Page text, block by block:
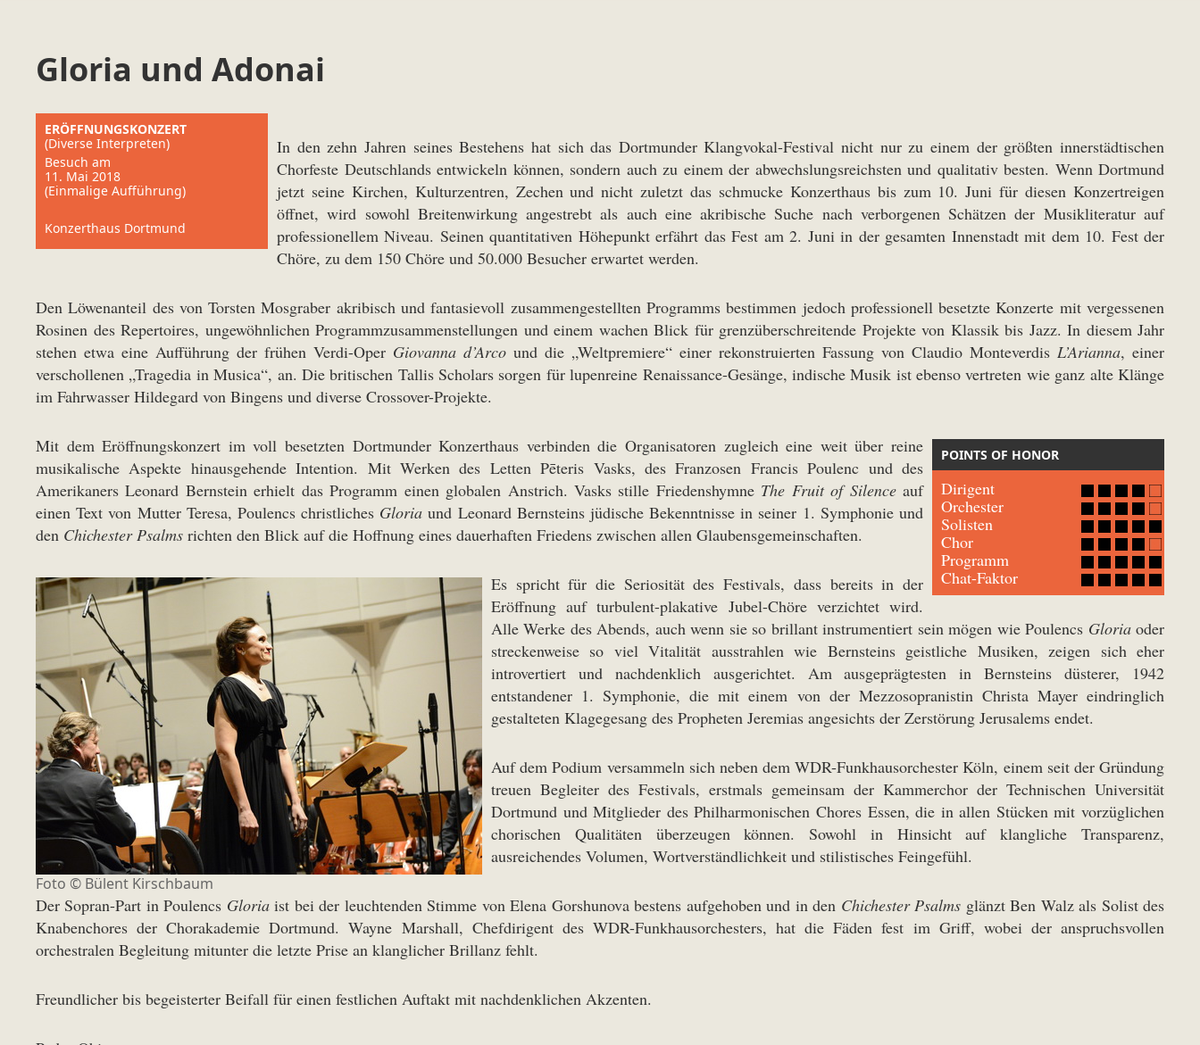
Gloria und Adonai
ERÖFFNUNGSKONZERT
(Diverse Interpreten)
Besuch am
11. Mai 2018
(Einmalige Aufführung)
Konzerthaus Dortmund
In den zehn Jahren seines Bestehens hat sich das Dortmunder Klangvokal-Festival nicht nur zu einem der größten innerstädtischen
Chorfeste Deutschlands entwickeln können, sondern auch zu einem der abwechslungsreichsten und qualitativ besten. Wenn Dortmund
jetzt seine Kirchen, Kulturzentren, Zechen und nicht zuletzt das schmucke Konzerthaus bis zum 10. Juni für diesen Konzertreigen
öffnet, wird sowohl Breitenwirkung angestrebt als auch eine akribische Suche nach verborgenen Schätzen der Musikliteratur auf
professionellem Niveau. Seinen quantitativen Höhepunkt erfährt das Fest am 2. Juni in der gesamten Innenstadt mit dem 10. Fest der
Chöre, zu dem 150 Chöre und 50.000 Besucher erwartet werden.
Den Löwenanteil des von Torsten Mosgraber akribisch und fantasievoll zusammengestellten Programms bestimmen jedoch professionell besetzte Konzerte mit vergessenen
Rosinen des Repertoires, ungewöhnlichen Programmzusammenstellungen und einem wachen Blick für grenzüberschreitende Projekte von Klassik bis Jazz. In diesem Jahr
stehen etwa eine Aufführung der frühen Verdi-Oper Giovanna d’Arco und die „Weltpremiere“ einer rekonstruierten Fassung von Claudio Monteverdis L’Arianna, einer
verschollenen „Tragedia in Musica“, an. Die britischen Tallis Scholars sorgen für lupenreine Renaissance-Gesänge, indische Musik ist ebenso vertreten wie ganz alte Klänge
im Fahrwasser Hildegard von Bingens und diverse Crossover-Projekte.
POINTS OF HONOR
Dirigent
Orchester
Solisten
Chor
Programm
Chat-Faktor
Mit dem Eröffnungskonzert im voll besetzten Dortmunder Konzerthaus verbinden die Organisatoren zugleich eine weit über reine
musikalische Aspekte hinausgehende Intention. Mit Werken des Letten Pēteris Vasks, des Franzosen Francis Poulenc und des
Amerikaners Leonard Bernstein erhielt das Programm einen globalen Anstrich. Vasks stille Friedenshymne The Fruit of Silenceauf
einen Text von Mutter Teresa, Poulencs christliches Gloria und Leonard Bernsteins jüdische Bekenntnisse in seiner 1. Symphonie und
den Chichester Psalms richten den Blick auf die Hoffnung eines dauerhaften Friedens zwischen allen Glaubensgemeinschaften.
Foto © Bülent Kirschbaum
Es spricht für die Seriosität des Festivals, dass bereits in der
Eröffnung auf turbulent-plakative Jubel-Chöre verzichtet wird.
Alle Werke des Abends, auch wenn sie so brillant instrumentiert sein mögen wie Poulencs Gloriaoder
streckenweise so viel Vitalität ausstrahlen wie Bernsteins geistliche Musiken, zeigen sich eher
introvertiert und nachdenklich ausgerichtet. Am ausgeprägtesten in Bernsteins düsterer, 1942
entstandener 1. Symphonie, die mit einem von der Mezzosopranistin Christa Mayer eindringlich
gestalteten Klagegesang des Propheten Jeremias angesichts der Zerstörung Jerusalems endet.
Auf dem Podium versammeln sich neben dem WDR-Funkhausorchester Köln, einem seit der Gründung
treuen Begleiter des Festivals, erstmals gemeinsam der Kammerchor der Technischen Universität
Dortmund und Mitglieder des Philharmonischen Chores Essen, die in allen Stücken mit vorzüglichen
chorischen Qualitäten überzeugen können. Sowohl in Hinsicht auf klangliche Transparenz,
ausreichendes Volumen, Wortverständlichkeit und stilistisches Feingefühl.
Der Sopran-Part in Poulencs Gloriaist bei der leuchtenden Stimme von Elena Gorshunova bestens aufgehoben und in den Chichester Psalms glänzt Ben Walz als Solist des
Knabenchores der Chorakademie Dortmund. Wayne Marshall, Chefdirigent des WDR-Funkhausorchesters, hat die Fäden fest im Griff, wobei der anspruchsvollen
orchestralen Begleitung mitunter die letzte Prise an klanglicher Brillanz fehlt.
Freundlicher bis begeisterter Beifall für einen festlichen Auftakt mit nachdenklichen Akzenten.